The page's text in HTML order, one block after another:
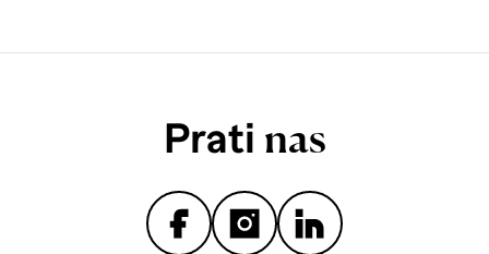
Prati nas